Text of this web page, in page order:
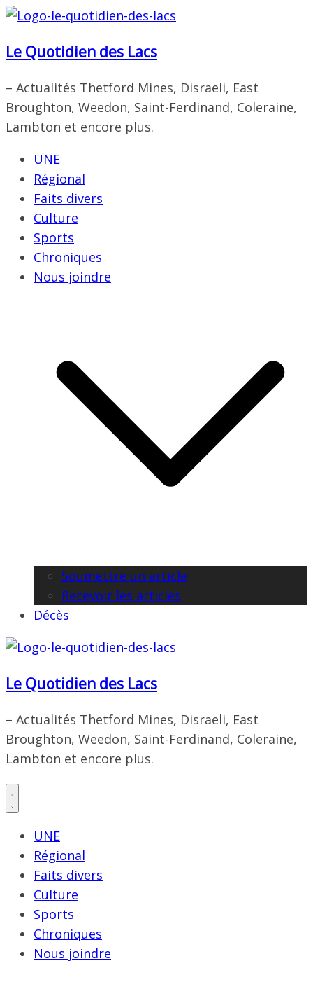
Passer
contenu
Le Quotidien des Lacs
– Actualités Thetford Mines, Disraeli, East
Broughton, Weedon, Saint-Ferdinand, Coleraine,
Lambton et encore plus.
UNE
Régional
Faits divers
Culture
Sports
Chroniques
Nous joindre
Soumettre un article
Recevoir les articles
Décès
Le Quotidien des Lacs
– Actualités Thetford Mines, Disraeli, East
Broughton, Weedon, Saint-Ferdinand, Coleraine,
Lambton et encore plus.
UNE
Régional
Faits divers
Culture
Sports
Chroniques
Nous joindre